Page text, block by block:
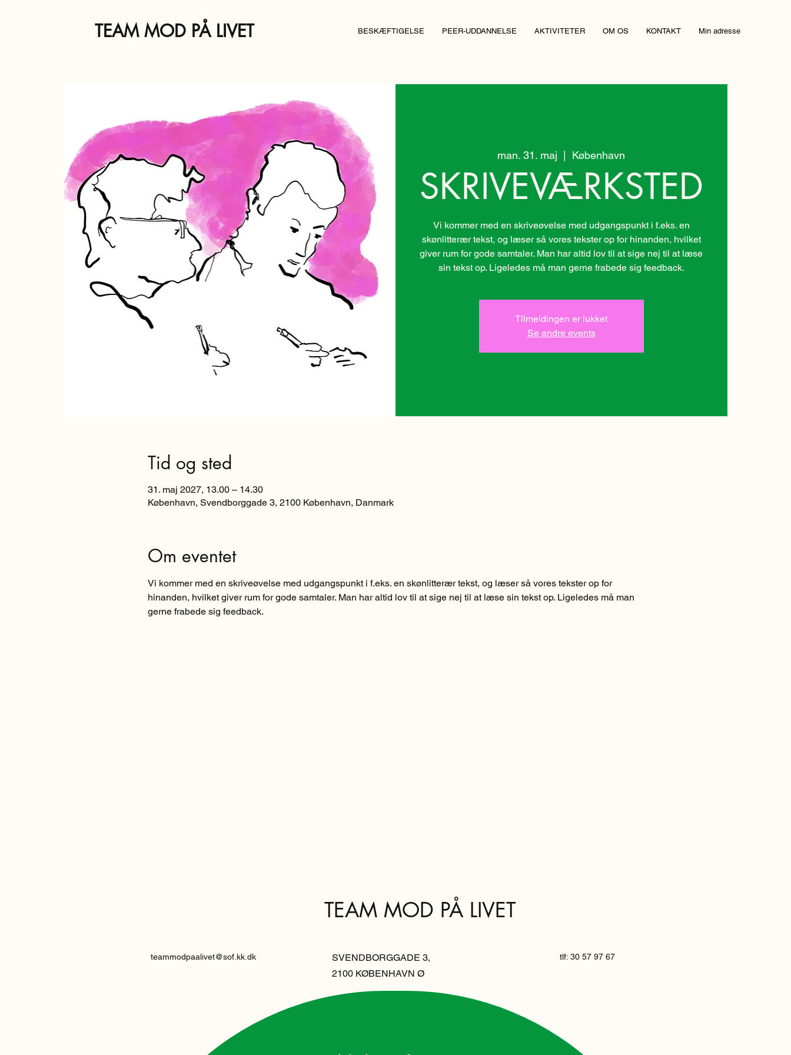
TEAM MOD PÅ LIVET BESKÆFTIGELSE PEER-UDDANNELSE AKTIVITETER OM OS KONTAKT Min adresse
man. 31. maj
  |
København
SKRIVEVÆRKSTED
Vi kommer med en skriveøvelse med udgangspunkt i f.eks. en
skønlitterær tekst, og læser så vores tekster op for hinanden, hvilket
giver rum for gode samtaler. Man har altid lov til at sige nej til at læse
Tilmeldingen er lukket
Se andre events
Tid og sted
31. maj 2027, 13.00 – 14.30
København, Svendborggade 3, 2100 København, Danmark
Om eventet
Vi kommer med en skriveøvelse med udgangspunkt i f.eks. en skønlitterær tekst, og læser så vores tekster op for
hinanden, hvilket giver rum for gode samtaler. Man har altid lov til at sige nej til at læse sin tekst op. Ligeledes må man
gerne frabede sig feedback.
TEAM MOD PÅ LIVET
teammodpaalivet@sof.kk.dk
SVENDBORGGADE 3,
2100 KØBENHAVN Ø
tlf: 30 57 97 67